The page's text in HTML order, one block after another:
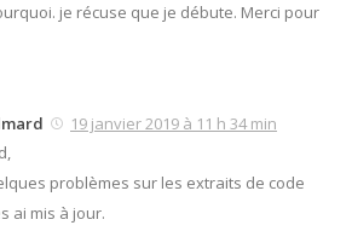
je récuse que je débute. Merci pour
19 janvier 2019 à 11 h 34 min
problèmes sur les extraits de code
ai mis à jour.